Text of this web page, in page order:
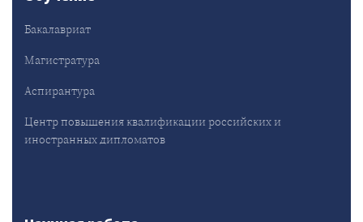
Бакалавриат
Магистратура
Аспирантура
Центр повышения квалификации российских и
иностранных дипломатов